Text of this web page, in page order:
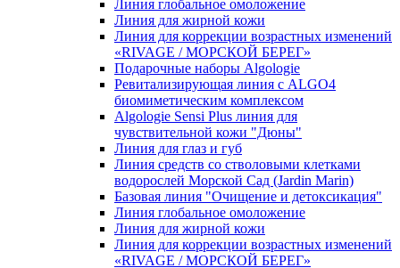
Линия глобальное омоложение
Линия для жирной кожи
Линия для коррекции возрастных изменений
«RIVAGE / МОРСКОЙ БЕРЕГ»
Подарочные наборы Algologie
Ревитализирующая линия с ALGO4
биомиметическим комплексом
Algologie Sensi Plus линия для
чувcтвительной кожи "Дюны"
Линия для глаз и губ
Линия средств со стволовыми клетками
водорослей Морской Сад (Jardin Marin)
Базовая линия "Очищение и детоксикация"
Линия глобальное омоложение
Линия для жирной кожи
Линия для коррекции возрастных изменений
«RIVAGE / МОРСКОЙ БЕРЕГ»